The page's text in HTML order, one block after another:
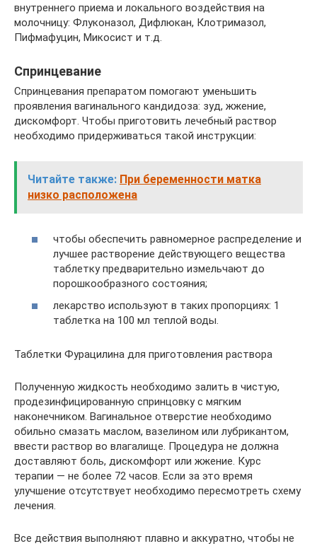
внутреннего приема и локального воздействия на
молочницу: Флуконазол, Дифлюкан, Клотримазол,
Пифмафуцин, Микосист и т.д.
Спринцевание
Спринцевания препаратом помогают уменьшить
проявления вагинального кандидоза: зуд, жжение,
дискомфорт. Чтобы приготовить лечебный раствор
необходимо придерживаться такой инструкции:
Читайте также: При беременности матка
низко расположена
чтобы обеспечить равномерное распределение и
лучшее растворение действующего вещества
таблетку предварительно измельчают до
порошкообразного состояния;
лекарство используют в таких пропорциях: 1
таблетка на 100 мл теплой воды.
Таблетки Фурацилина для приготовления раствора
Полученную жидкость необходимо залить в чистую,
продезинфицированную спринцовку с мягким
наконечником. Вагинальное отверстие необходимо
обильно смазать маслом, вазелином или лубрикантом,
ввести раствор во влагалище. Процедура не должна
доставляют боль, дискомфорт или жжение. Курс
терапии — не более 72 часов. Если за это время
улучшение отсутствует необходимо пересмотреть схему
лечения.
Все действия выполняют плавно и аккуратно, чтобы не